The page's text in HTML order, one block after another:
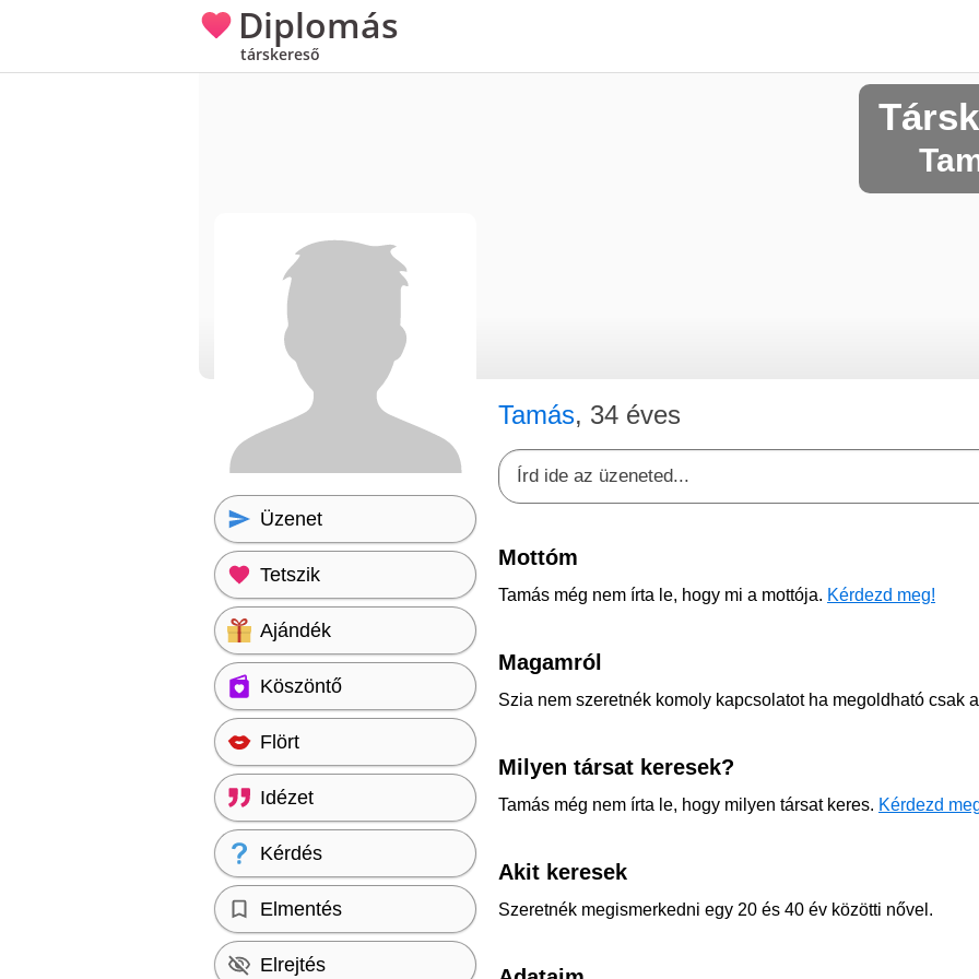
Diplomás
társkereső
Tamás, 34 éves
Mottóm
Tamás még nem írta le, hogy mi a mottója. Kérdezd meg!
Magamról
Szia nem szeretnék komoly kapcsolatot ha megoldható csak
Milyen társat keresek?
Tamás még nem írta le, hogy milyen társat keres. Kérdezd
Akit keresek
Szeretnék megismerkedni egy 20 és 40 év közötti nővel.
Üzenet
Tetszik
Ajándék
Köszöntő
Flört
Idézet
Kérdés
Elmentés
Elrejtés